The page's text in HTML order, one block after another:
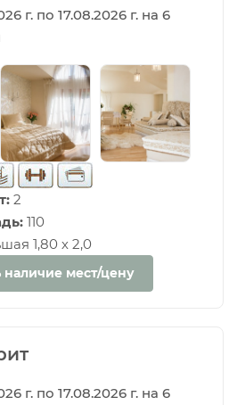
г. по 17.08.2026 г. на 6
2
110
1,80 х 2,0
наличие мест/цену
г. по 17.08.2026 г. на 6